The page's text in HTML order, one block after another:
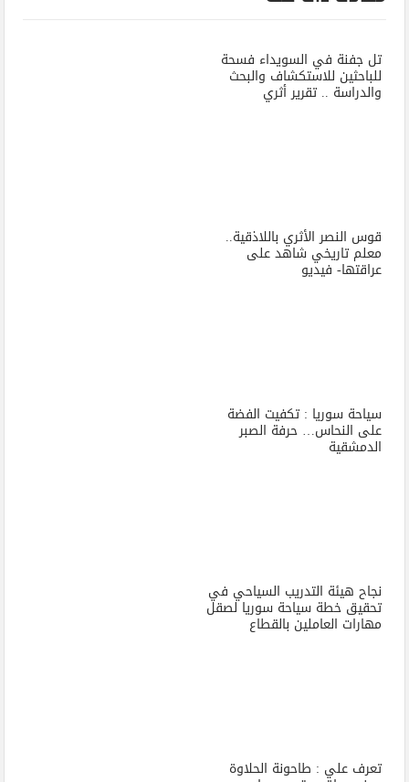
تل جفنة في السويداء فسحة
للباحثين للاستكشاف والبحث
والدراسة .. تقرير أثري
قوس النصر الأثري باللاذقية..
معلم تاريخي شاهد على
عراقتها- فيديو
سياحة سوريا : تكفيت الفضة
على النحاس… حرفة الصبر
الدمشقية
نجاح هيئة التدريب السياحي في
تحقيق خطة سياحة سوريا لصقل
مهارات العاملين بالقطاع
تعرف علي : طاحونة الحلاوة